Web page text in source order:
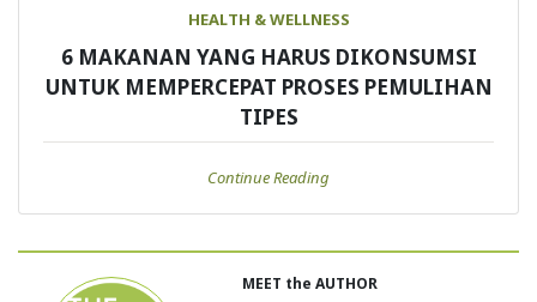
HEALTH & WELLNESS
6 MAKANAN YANG HARUS DIKONSUMSI
UNTUK MEMPERCEPAT PROSES PEMULIHAN
TIPES
Continue Reading
MEET the AUTHOR